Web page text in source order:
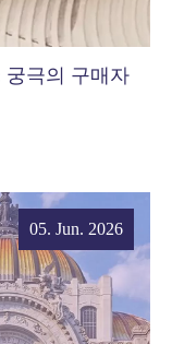
궁극의 구매자
05. Jun. 2026